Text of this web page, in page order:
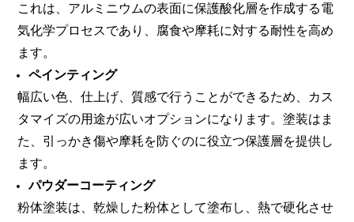
これは、アルミニウムの表面に保護酸化層を作成する電
気化学プロセスであり、腐食や摩耗に対する耐性を高め
ます。
ペインティング
幅広い色、仕上げ、質感で行うことができるため、カス
タマイズの用途が広いオプションになります。塗装はま
た、引っかき傷や摩耗を防ぐのに役立つ保護層を提供し
ます。
パウダーコーティング
粉体塗装は、乾燥した粉体として塗布し、熱で硬化させ